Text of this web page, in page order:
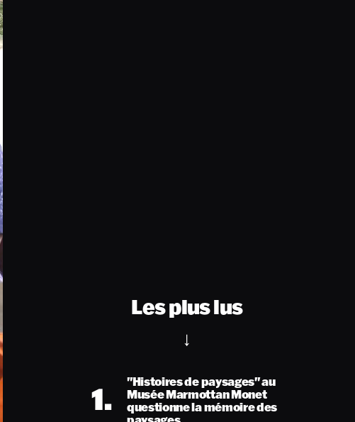
Les plus lus
1.
"Histoires de paysages" au
Musée Marmottan Monet
questionne la mémoire des